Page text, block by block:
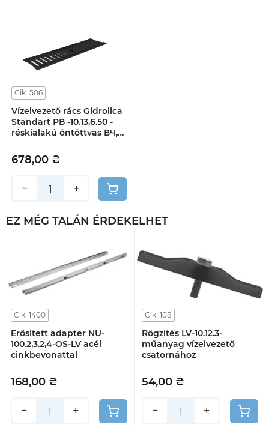
Cik. 506
Vízelvezető rács Gidrolica
Standart РВ -10.13,6.50 -
réskialakú öntöttvas ВЧ,
678,00 ₴
− +
EZ MÉG TALÁN ÉRDEKELHET
Cik. 1400
Erősített adapter NU-
100.2,3.2,4-OS-LV acél
cinkbevonattal
168,00 ₴
− +
Cik. 108
Rögzítés LV-10.12.3-
műanyag vízelvezető
csatornához
54,00 ₴
− +